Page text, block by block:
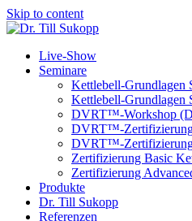
Skip to content
Live-Show
Seminare
Kettlebell-Grundlagen
Kettlebell-Grundlagen
DVRT™-Workshop
DVRT™-Zertifizierung
DVRT™-Zertifizierung
Zertifizierung Basic
Zertifizierung
Produkte
Dr. Till Sukopp
Referenzen